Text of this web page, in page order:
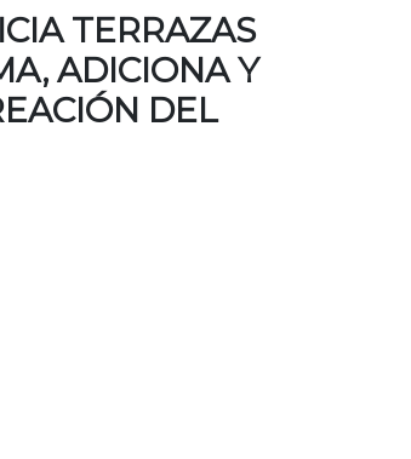
TERRAZAS
ADICIONA Y
DEL